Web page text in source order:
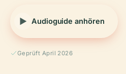
Audioguide anhören
Geprüft April 2026